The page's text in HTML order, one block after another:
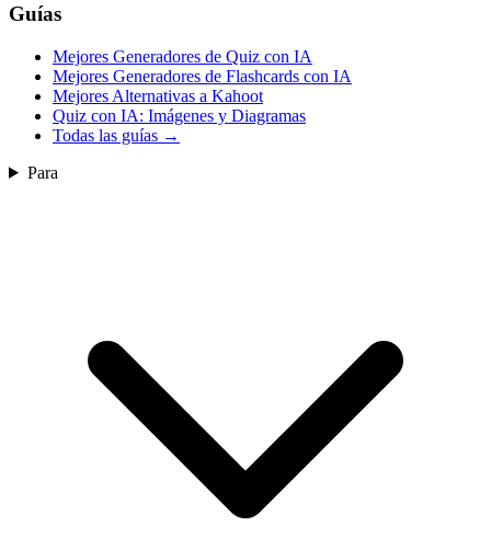
Guías
Mejores Generadores de Quiz con IA
Mejores Generadores de Flashcards con IA
Mejores Alternativas a Kahoot
Quiz con IA: Imágenes y Diagramas
Todas las guías →
Para